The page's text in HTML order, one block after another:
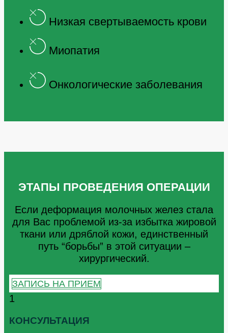
Низкая свертываемость крови
Миопатия
Онкологические заболевания
ЭТАПЫ ПРОВЕДЕНИЯ ОПЕРАЦИИ
Если деформация молочных желез стала
для Вас проблемой из-за избытка жировой
ткани или дряблой кожи, единственный
путь “борьбы” в этой ситуации –
хирургический.
ЗАПИСЬ НА ПРИЕМ
1
КОНСУЛЬТАЦИЯ